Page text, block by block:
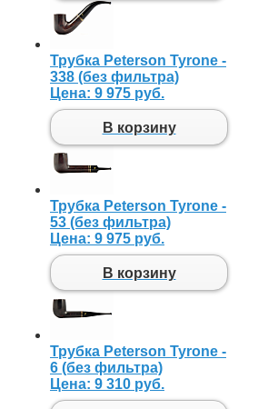
Трубка Peterson Tyrone -
338 (без фильтра)
Цена: 9 975 руб.
В корзину
Трубка Peterson Tyrone -
53 (без фильтра)
Цена: 9 975 руб.
В корзину
Трубка Peterson Tyrone -
6 (без фильтра)
Цена: 9 310 руб.